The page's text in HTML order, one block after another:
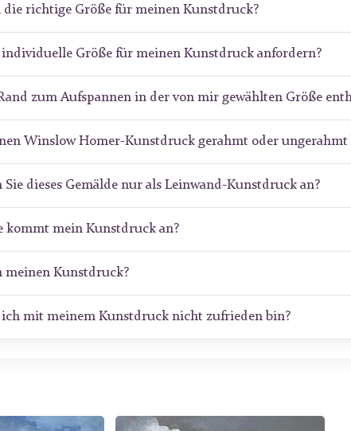
die richtige Größe für meinen Kunstdruck?
Größe für meinen Kunstdruck anfordern?
zum Aufspannen in der von mir gewählten Größe
Winslow Homer-Kunstdruck gerahmt oder ungerahmt
dieses Gemälde nur als Leinwand-Kunstdruck an?
kommt mein Kunstdruck an?
meinen Kunstdruck?
ich mit meinem Kunstdruck nicht zufrieden bin?